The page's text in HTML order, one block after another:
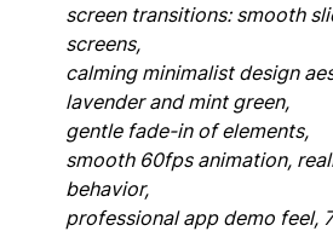
screen transitions: smooth
screens,
calming minimalist design
lavender and mint green,
gentle fade-in of elements,
smooth 60fps animation,
behavior,
professional app demo feel,